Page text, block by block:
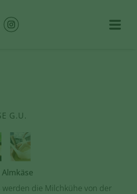
G.U.
die Milchkühe von der